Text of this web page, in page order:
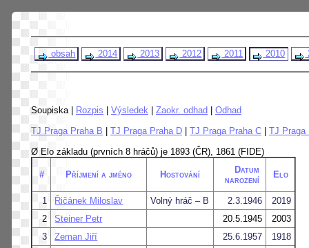
obsah 2014 2013 2012 2011 2010
Soupiska | Rozpis Výsledek Zaokr. odhad
Odhad
TJ Praga Praha B
TJ Praga Praha D TJ Praga Praha C
TJ Praga
Ø Elo základu (prvních 8 hráčů) je 1893 (ČR), 1861 (FIDE)
# Příjmení a jméno Hostování
Datum
narození
Elo
1 Řičánek Miloslav Volný hráč – B 2.3.1946
2019
2
Steiner Petr 20.5.1945
2003
3
Zeman Jiří 25.6.1957
1918